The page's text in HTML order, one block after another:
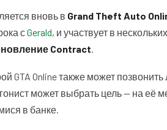
вновь в Grand Theft Auto
сGerald, и участвует в
Contract.
GTA Online также может
может выбрать цель — на её
в банке.